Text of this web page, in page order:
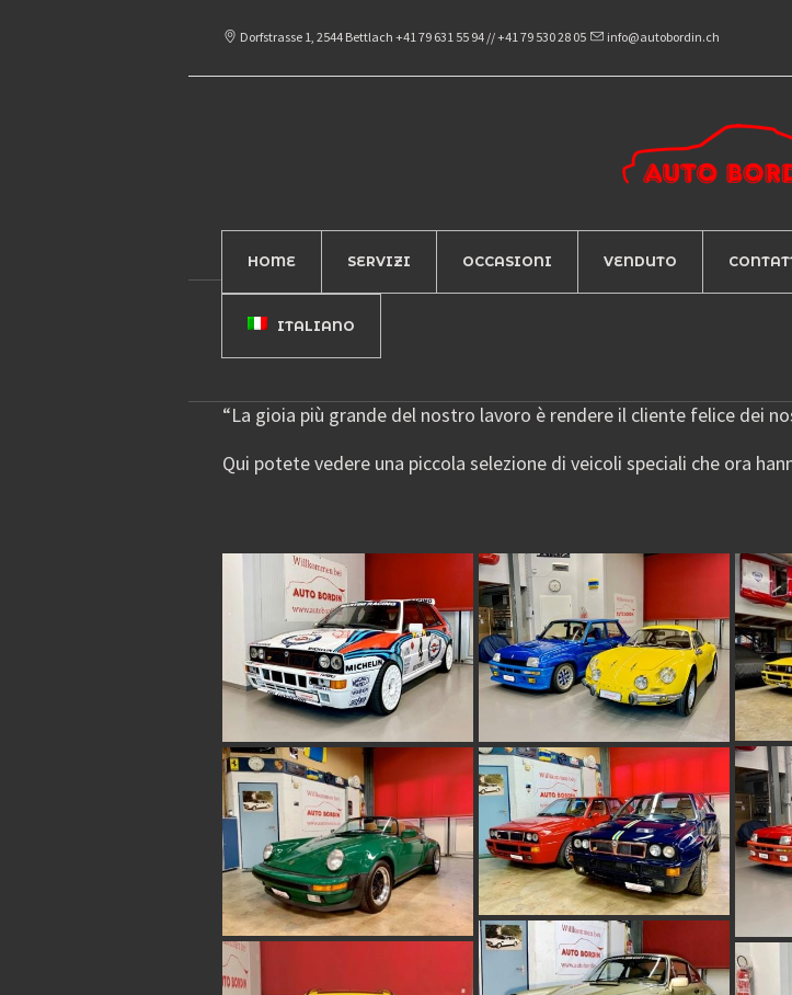
Dorfstrasse 1, 2544 Bettlach +41 79 631 55 94//+41 79 530 28 05 info@autobordin.ch
HOME SERVIZI OCCASIONI VENDUTO
ITALIANO
“La gioia più grande del nostro lavoro è rendere il cliente felice dei
Qui potete vedere una piccola selezione di veicoli speciali che ora